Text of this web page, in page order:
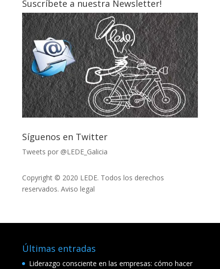
Suscríbete a nuestra Newsletter!
Síguenos en Twitter
Tweets por @LEDE_Galicia
Copyright © 2020 LEDE. Todos los derechos
reservados. Aviso legal
Últimas entradas
Liderazgo consciente en las empresas: cómo hacer